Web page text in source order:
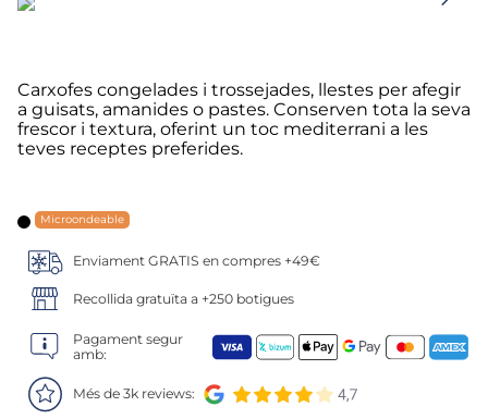
Carxofes congelades i trossejades, llestes per afegir
a guisats, amanides o pastes. Conserven tota la seva
frescor i textura, oferint un toc mediterrani a les
teves receptes preferides.
Microondeable
Enviament GRATIS en compres +49€
Recollida gratuïta a +250 botigues
Pagament segur
amb:
Més de 3k reviews:
5 menus
6. mejillon
. tequeños
gambas peladas